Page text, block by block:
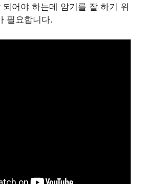
어야 하는데 암기를 잘 하기 위
필요합니다.